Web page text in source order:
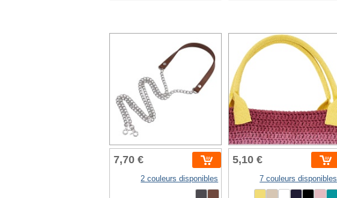
7,70 €
2 couleurs disponibles
5,10 €
7 couleurs disponibles